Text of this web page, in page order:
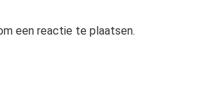
een reactie te plaatsen.